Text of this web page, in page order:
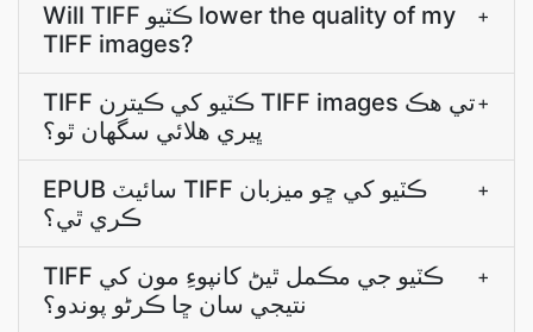
Will TIFF ڪٽيو lower the quality of my
TIFF images?
+
TIFF ڪٽيو کي ڪيترن TIFF images تي هڪ
ڀيري هلائي سگهان ٿو؟
+
EPUB سائيٽ TIFF ڪٽيو کي ڇو ميزبان
ڪري ٿي؟
+
TIFF ڪٽيو جي مڪمل ٿيڻ کانپوءِ مون کي
نتيجي سان ڇا ڪرڻو پوندو؟
+